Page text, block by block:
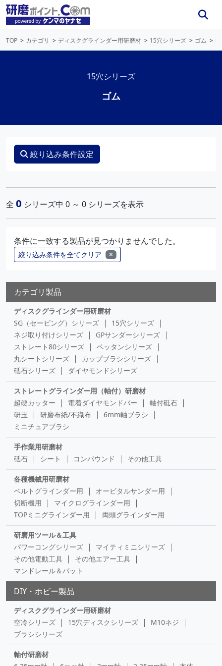
TOP カテゴリ ディスクグラインダー用研磨材 15穴シリーズ ゴム
15穴シリーズ
ゴム
絞り込み条件設定
全 0 シリーズ中 0 ～ 0 シリーズを表示
条件に一致する製品が見つかりませんでした。
絞り込み条件を全てクリア
カテゴリ製品
ディスクグラインダー用研磨材
SG（セービング）シリーズ
15穴シリーズ
ネジ取り付けシリーズ
GPサンダーシリーズ
ストレート80シリーズ
ペッタンシリーズ
丸シートシリーズ
カップブラシシリーズ
砥石シリーズ
ダイヤモンドシリーズ
ストレートグラインダー用（軸付）研磨材
超硬カッター
電着ダイヤモンドバー
軸付砥石
研玉
研磨布紙/不織布
6mm軸ブラシ
ミニチュアブラシ
手作業用研磨材
砥石
シート コンパウンド その他工具
各種機械用研磨材
ベルトグラインダー用
オービタルサンダー用
切断機用
マイクログラインダー用
TOPミニグラインダー用
両頭グラインダー用
研磨用ツール＆工具
パワーコングシリーズ
マイティミニシリーズ
その他電動工具
その他エアー工具
マンドレール＆パット
DIY・ホビー製品
ディスクグラインダー用研磨材
空冷シリーズ
15穴ディスクシリーズ
M10ネジ
ブラシシリーズ
軸付研磨材